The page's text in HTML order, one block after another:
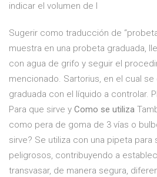
indicar el volumen de l
Sugerir como traducción de
muestra en una probeta graduada,
con agua de grifo y seguir el
mencionado. Sartorius, en el cual
graduada con el líquido a controlar.
Para que sirve y Como se utiliza
como pera de goma de 3 vías o
sirve? Se utiliza con una pipeta para
peligrosos, contribuyendo a
transvasar, de manera segura,